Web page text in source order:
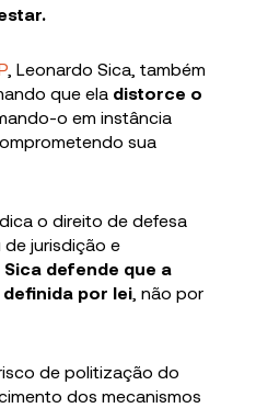
, Leonardo Sica, também
que ela distorce o
o em instância
sua
o direito de defesa
de jurisdição e
Sica defende que a
por lei , não por
de politização do
dos mecanismos